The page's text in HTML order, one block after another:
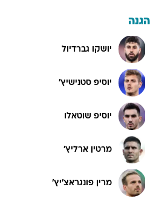
הגנה
יושקו גברדיול
יוסיפ סטנישיץ'
יוסיפ שוטאלו
מרטין ארליץ'
מרין פונגראצ'יץ'